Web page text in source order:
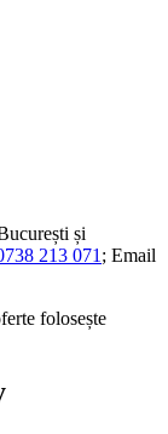
și
213 071 ; Email
folosește